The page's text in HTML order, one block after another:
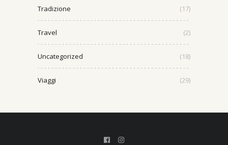
Tradizione (17)
Travel (2)
Uncategorized (18)
Viaggi (29)